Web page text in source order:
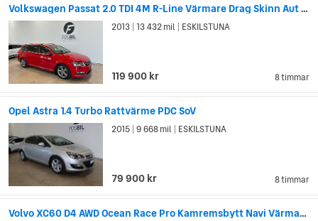
Volkswagen Passat 2.0 TDI 4M R-Line Värmare Drag Skinn Aut Backkamera SoV
8 timmar
2013 13 432 mil ESKILSTUNA
119 900 kr
Opel Astra 1.4 Turbo Rattvärme PDC SoV
8 timmar
2015 9 668 mil ESKILSTUNA
79 900 kr
Volvo XC60 D4 AWD Ocean Race Pro Kamremsbytt Navi Värmare Drag